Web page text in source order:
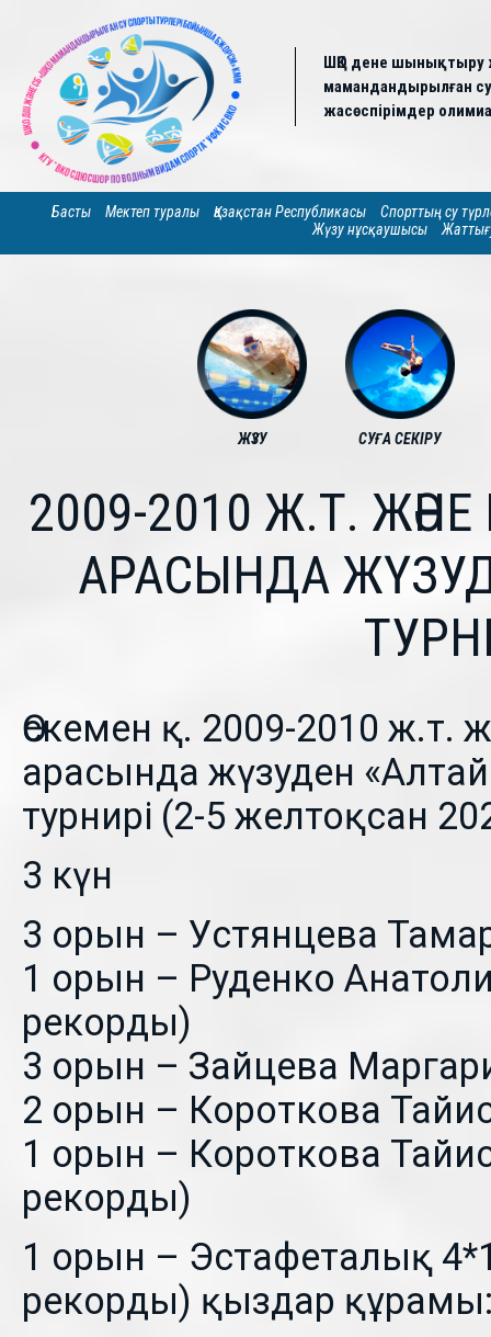
ШҚО дене шынықтыру
мамандандырылған
жасөспірімдер
Басты Мектеп туралы Қазақстан Республикасы
Спорттың су
Жүзу нұсқаушысы
ЖҮЗУ СУҒА СЕКІРУ
2009-2010 Ж.Т.
АРАСЫНДА
Өскемен қ. 2009-2010 ж.т.
арасында жүзуден
турнирі (2-5 желтоқсан
3️ күн
3 орын – Устянцева
1 орын – Руденко
рекорды)
3 орын – Зайцева
2 орын – Короткова
1 орын – Короткова
рекорды)
1 орын – Эстафеталық
рекорды) қыздар